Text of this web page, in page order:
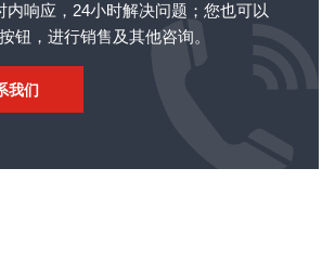
内响应，24小时解决问题；您也可以
钮，进行销售及其他咨询。
我们